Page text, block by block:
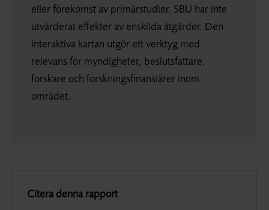
eller förekomst av primärstudier. SBU har inte
utvärderat effekter av enskilda åtgärder. Den
interaktiva kartan utgör ett verktyg med
relevans för myndigheter, beslutsfattare,
forskare och forskningsfinansiärer inom
området.
Citera denna rapport